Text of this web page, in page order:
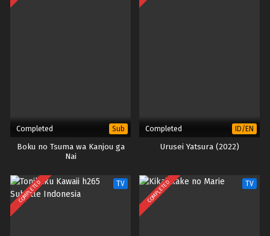
diharapkan yang lain. Pertentangan yang tampaknya kutub ini menjadi
Completed Sub
Boku no Tsuma wa Kanjou ga
Nai
Completed ID/EN
Urusei Yatsura (2022)
COMPLETED TV COMPLETED TV